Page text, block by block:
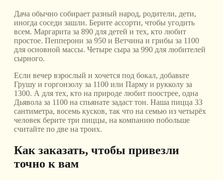
Дача обычно собирает разный народ, родители, дети,
иногда соседи зашли. Берите ассорти, чтобы угодить
всем. Маргарита за 890 для детей и тех, кто любит
простое. Пепперони за 950 и Ветчина и грибы за 1100
для основной массы. Четыре сыра за 990 для любителей
сырного.
Если вечер взрослый и хочется под бокал, добавьте
Грушу и горгонзолу за 1100 или Парму и рукколу за
1300. А для тех, кто на природе любит поострее, одна
Дьявола за 1100 на спьянате задаст тон. Наша пицца 33
сантиметра, восемь кусков, так что на семью из четырёх
человек берите три пиццы, на компанию побольше
считайте по две на троих.
Как заказать, чтобы привезли
точно к вам